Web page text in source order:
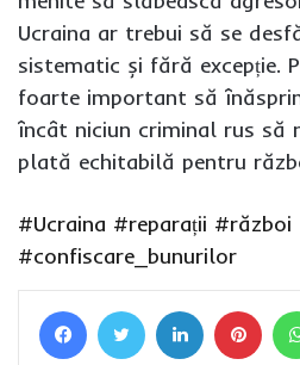
Ucraina ar trebui să se
sistematic și fără excepție.
foarte important să
încât niciun criminal rus să
plată echitabilă pentru
#Ucraina #reparații #război
#confiscare_bunurilor
FacebookTwitter LinkedIn